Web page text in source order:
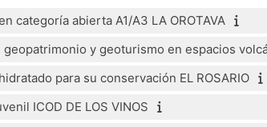
categoría abierta A1/A3 LA OROTAVA
y geoturismo en espacios
para su conservación EL ROSARIO
ICOD DE LOS VINOS